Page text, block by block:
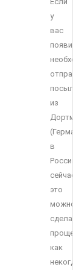
у
вас
посылку
из
в
Россию,
сейчас
это
можно
сделать
проще
как
некогда,